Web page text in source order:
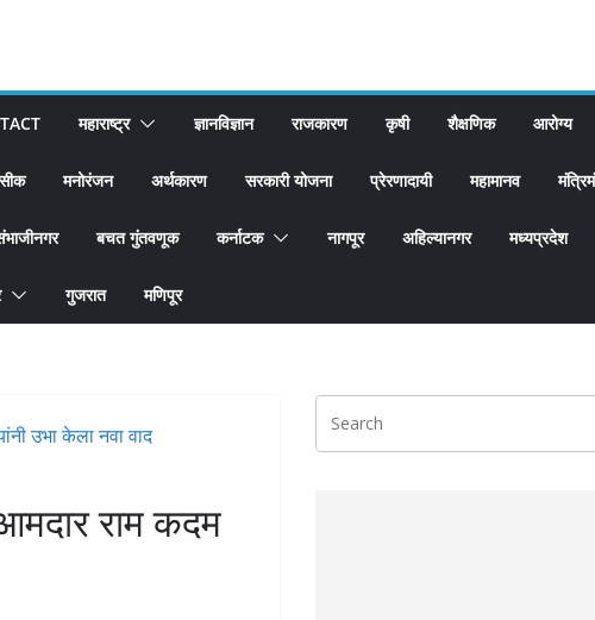
महाराष्ट्र ज्ञानविज्ञान राजकारण कृषी शैक्षणिक आरोग्य
मनोरंजन अर्थकारण सरकारी योजना प्रेरणादायी महामानव
बचत गुंतवणूक कर्नाटक नागपूर अहिल्यानगर मध्यप्रदेश
गुजरात मणिपूर
राम कदम